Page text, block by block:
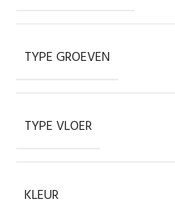
TYPE GROEVEN
TYPE VLOER
KLEUR